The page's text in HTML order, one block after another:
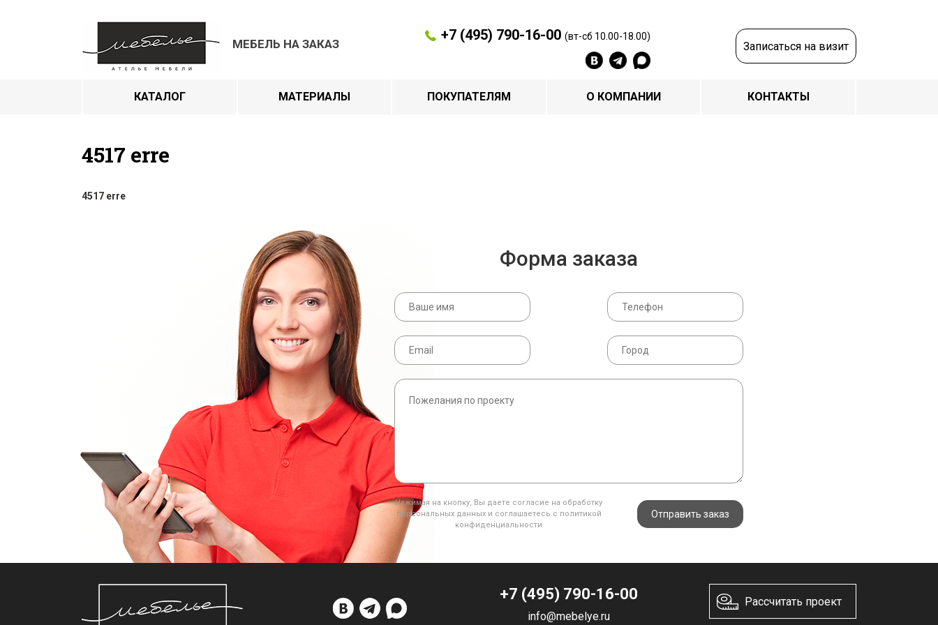
МЕБЕЛЬ НА ЗАКАЗ
+7 (495) 790-16-00 (вт-сб 10.00-18.00)
Записаться на визит
КАТАЛОГ МАТЕРИАЛЫ ПОКУПАТЕЛЯМ О КОМПАНИИ КОНТАКТЫ
4517 erre
4517 erre
Форма заказа
Нажимая на кнопку, Вы даете согласие на обработку
персональных данных и соглашаетесь с политикой
конфиденциальности
Отправить заказ
+7 (495) 790-16-00
info@mebelye.ru
Рассчитать проект